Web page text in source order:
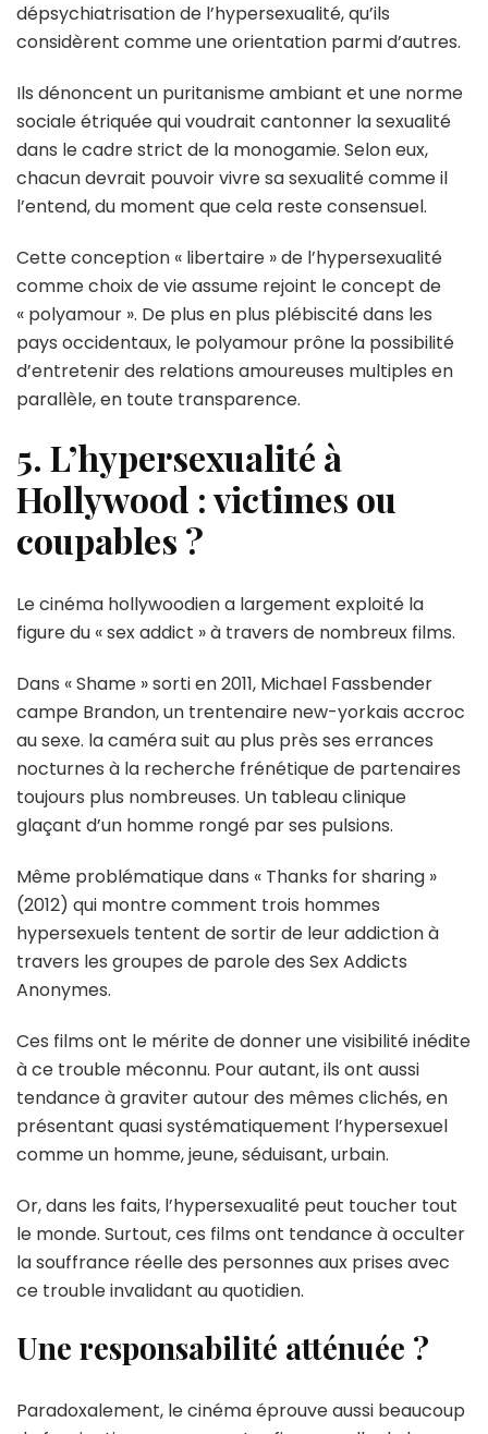
dépsychiatrisation de l’hypersexualité, qu’ils
considèrent comme une orientation parmi d’autres.
Ils dénoncent un puritanisme ambiant et une norme
sociale étriquée qui voudrait cantonner la sexualité
dans le cadre strict de la monogamie. Selon eux,
chacun devrait pouvoir vivre sa sexualité comme il
l’entend, du moment que cela reste consensuel.
Cette conception « libertaire » de l’hypersexualité
comme choix de vie assume rejoint le concept de
« polyamour ». De plus en plus plébiscité dans les
pays occidentaux, le polyamour prône la possibilité
d’entretenir des relations amoureuses multiples en
parallèle, en toute transparence.
5. L’hypersexualité à
Hollywood : victimes ou
coupables ?
Le cinéma hollywoodien a largement exploité la
figure du « sex addict » à travers de nombreux films.
Dans « Shame » sorti en 2011, Michael Fassbender
campe Brandon, un trentenaire new-yorkais accroc
au sexe. la caméra suit au plus près ses errances
nocturnes à la recherche frénétique de partenaires
toujours plus nombreuses. Un tableau clinique
glaçant d’un homme rongé par ses pulsions.
Même problématique dans « Thanks for sharing »
(2012) qui montre comment trois hommes
hypersexuels tentent de sortir de leur addiction à
travers les groupes de parole des Sex Addicts
Anonymes.
Ces films ont le mérite de donner une visibilité inédite
à ce trouble méconnu. Pour autant, ils ont aussi
tendance à graviter autour des mêmes clichés, en
présentant quasi systématiquement l’hypersexuel
comme un homme, jeune, séduisant, urbain.
Or, dans les faits, l’hypersexualité peut toucher tout
le monde. Surtout, ces films ont tendance à occulter
la souffrance réelle des personnes aux prises avec
ce trouble invalidant au quotidien.
Une responsabilité atténuée ?
Paradoxalement, le cinéma éprouve aussi beaucoup